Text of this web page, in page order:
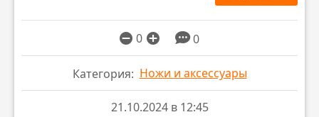
0 0
Категория: Ножи и аксессуары
21.10.2024 в 12:45